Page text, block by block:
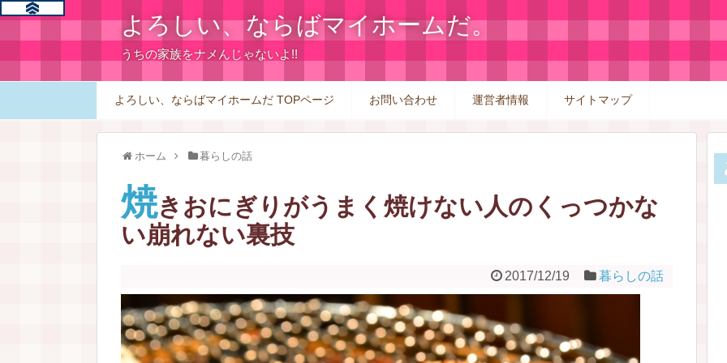
よろしい、ならばマイホームだ。
うちの家族をナメんじゃないよ!!
よろしい、ならばマイホームだ TOPページ お問い合わせ 運営者情報 サイトマップ
ホーム 暮らしの話
焼きおにぎりがうまく焼けない人のくっつかな
い崩れない裏技
2017/12/19 暮らしの話